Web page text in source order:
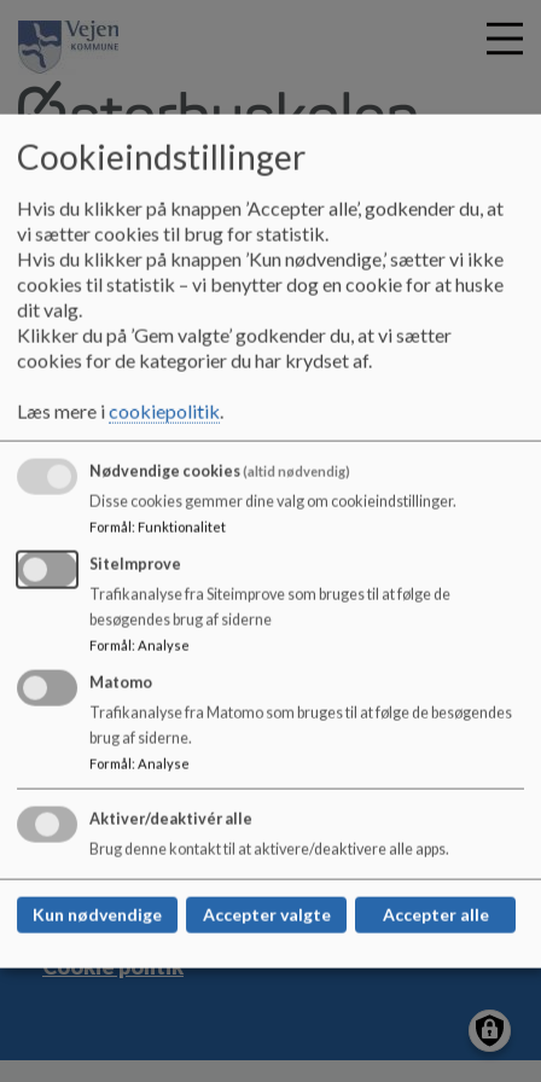
i
Østerbyskolen
Om skolen Skolebestyrelsen
Referater Skolebestyrelsen
Referat 30-09-2025
Referat 30-09-2025
.
Dokumenter
Referat SB - september 25.pdf
Østerbyskolen
Nygade 17, 6600 Vejen
osterbyskolen@vejen.dk
+45 79 96 56 00
5798005403906
Tilgængelighedserklæring
Sitemap
Cookie politik
Cookieindstillinger
Hvis du klikker på knappen ’Accepter alle’, godkender du, at
vi sætter cookies til brug for statistik.
Hvis du klikker på knappen ’Kun nødvendige,’ sætter vi ikke
cookies til statistik – vi benytter dog en cookie for at huske
dit valg.
Klikker du på ’Gem valgte’ godkender du, at vi sætter
cookies for de kategorier du har krydset af.
Læs mere icookiepolitik.
Nødvendige cookies(altid nødvendig)
Disse cookies gemmer dine valg om cookieindstillinger.
Formål: Funktionalitet
SiteImprove
Trafikanalyse fra Siteimprove som bruges til at følge de
besøgendes brug af siderne
Formål: Analyse
Matomo
Trafikanalyse fra Matomo som bruges til at følge de besøgendes
brug af siderne.
Formål: Analyse
Aktiver/deaktivér alle
Brug denne kontakt til at aktivere/deaktivere alle apps.
Kun nødvendige Accepter valgte Accepter alle